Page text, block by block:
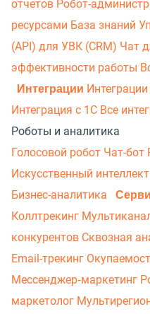
отчетов Робот-
ресурсами База знаний
(API) для УВК (CRM) Чат
эффективности работы
Интеграции
Интеграция с 1С Все
Роботы и аналитика
Голосовой робот Чат-бот
Искусственный интеллект
Бизнес-аналитика
Коллтрекинг
конкурентов Сквозная
Email-трекинг
Мессенджер‑маркетинг
маркетолог